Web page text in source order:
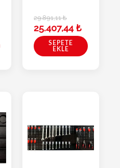
29.891,11₺
25.407,44₺
SEPETE
EKLE